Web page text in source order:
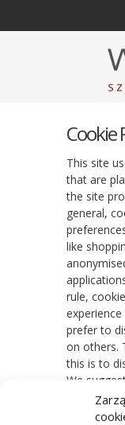
Cookie
This site
that are
the site
general,
like
rule,
prefer to
on others.
this is to
We
your
Cookies